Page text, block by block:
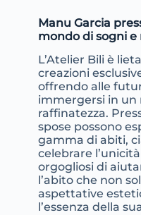
Manu Garcia
mondo di sogni e
L’Atelier Bili è
creazioni
offrendo alle
immergersi in un
raffinatezza.
spose possono
gamma di abiti,
celebrare
orgogliosi di
l’abito che non
aspettative
l’essenza della